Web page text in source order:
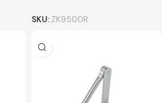
SKU: ZK9500R